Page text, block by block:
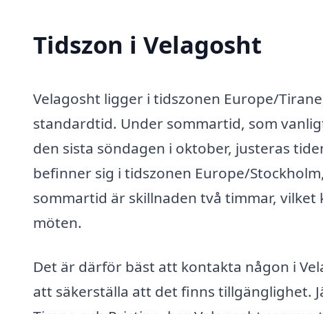
Tidszon i Velagosht
Velagosht ligger i tidszonen Europe/
standardtid. Under sommartid, som
den sista söndagen i oktober, justeras
befinner sig i tidszonen Europe/
sommartid är skillnaden två timmar,
möten.
Det är därför bäst att kontakta någon i
att säkerställa att det finns tillgänglighet.